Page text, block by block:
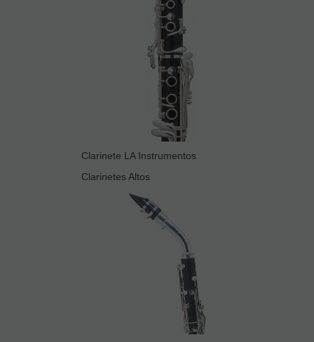
Clarinete LA Instrumentos
Clarinetes Altos